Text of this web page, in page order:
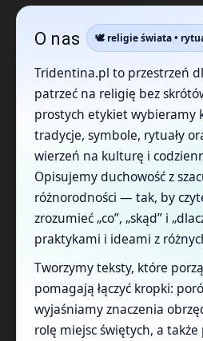
O nas 🕊️ religie świata •
Tridentina.pl to przestrzeń
patrzeć na religię bez
prostych etykiet wybieramy
tradycje, symbole, rytuały
wierzeń na kulturę i
Opisujemy duchowość z
różnorodności — tak, by
zrozumieć „co”, „skąd” i
praktykami i ideami z
Tworzymy teksty, które
pomagają łączyć kropki:
wyjaśniamy znaczenia
rolę miejsc świętych, a